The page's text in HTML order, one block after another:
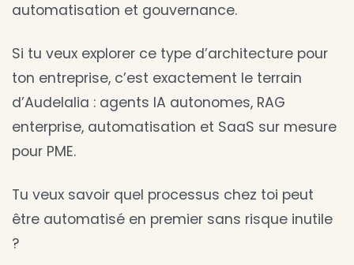
automatisation et gouvernance.
Si tu veux explorer ce type d’architecture pour
ton entreprise, c’est exactement le terrain
d’Audelalia : agents IA autonomes, RAG
enterprise, automatisation et SaaS sur mesure
pour PME.
Tu veux savoir quel processus chez toi peut
être automatisé en premier sans risque inutile
?